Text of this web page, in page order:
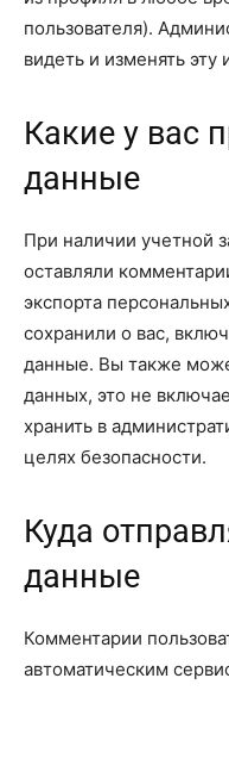
пользователя).
видеть и изменять
Какие у вас
данные
При наличии учетной
оставляли
экспорта
сохранили о вас,
данные. Вы также
данных, это не
хранить в
целях безопасности.
Куда
данные
Комментарии
автоматическим